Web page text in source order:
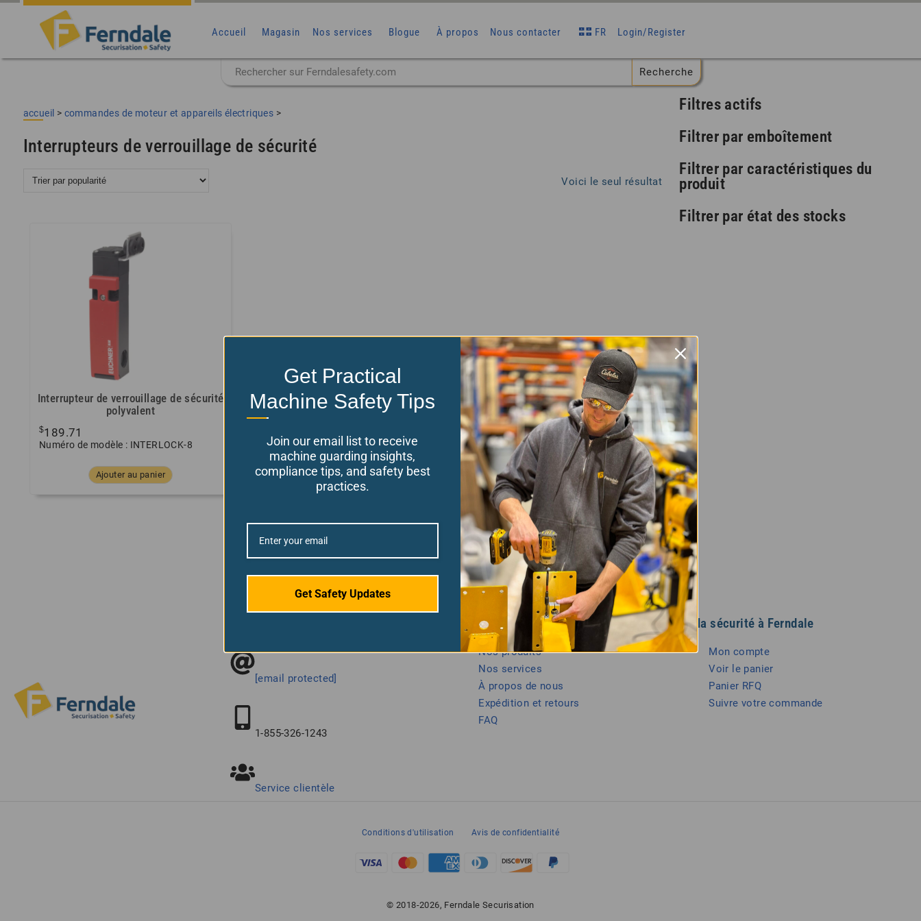
Accueil Magasin Nos services Blogue À propos Nous contacter FR Login/Register
accueil > commandes de moteur et appareils électriques >
Interrupteurs de verrouillage de sécurité
Voici le seul résultat
Interrupteur de verrouillage de sécurité
polyvalent
$189.71
Numéro de modèle : INTERLOCK-8
Ajouter au panier
Filtres actifs
Filtrer par emboîtement
Filtrer par caractéristiques du
produit
Filtrer par état des stocks
Haut de page
[email protected]
1-855-326-1243
Service clientèle
Laissez-nous vous aider
Nos produits
Nos services
À propos de nous
Expédition et retours
FAQ
Ma sécurité à Ferndale
Mon compte
Voir le panier
Panier RFQ
Suivre votre commande
Conditions d'utilisation Avis de confidentialité
© 2018-2026, Ferndale Securisation
Get Practical
Machine Safety Tips
Join our email list to receive
machine guarding insights,
compliance tips, and safety best
practices.
Get Safety Updates